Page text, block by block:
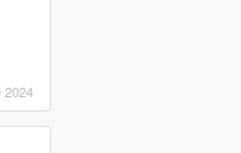
2024